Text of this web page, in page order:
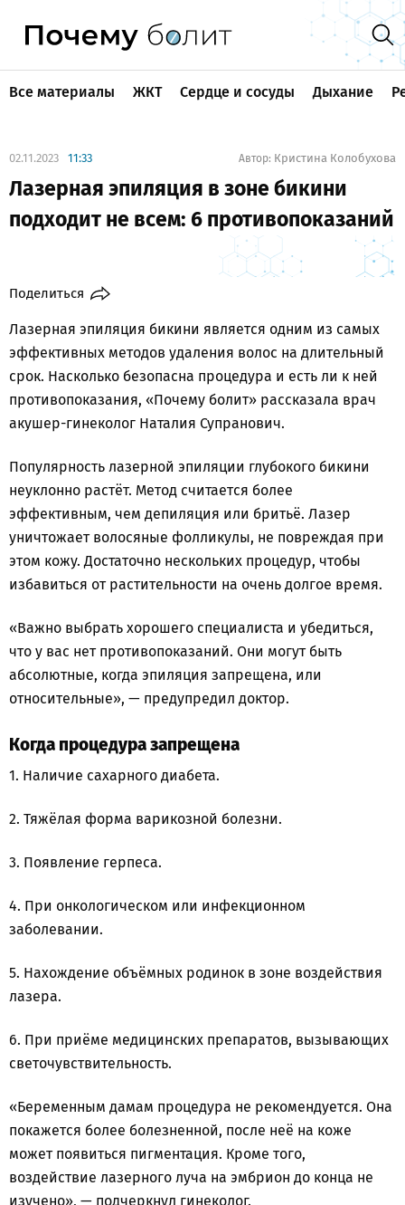
Все материалы ЖКТ Сердце и сосуды Дыхание
02.11.2023 11:33 Автор: Кристина Колобухова
Лазерная эпиляция в зоне бикини
подходит не всем: 6 противопоказаний
Поделиться
Лазерная эпиляция бикини является одним из самых
эффективных методов удаления волос на длительный
срок. Насколько безопасна процедура и есть ли к ней
противопоказания, «Почему болит» рассказала врач
акушер-гинеколог Наталия Супранович.
Популярность лазерной эпиляции глубокого бикини
неуклонно растёт. Метод считается более
эффективным, чем депиляция или бритьё. Лазер
уничтожает волосяные фолликулы, не повреждая при
этом кожу. Достаточно нескольких процедур, чтобы
избавиться от растительности на очень долгое время.
«Важно выбрать хорошего специалиста и убедиться,
что у вас нет противопоказаний. Они могут быть
абсолютные, когда эпиляция запрещена, или
относительные», — предупредил доктор.
Когда процедура запрещена
1. Наличие сахарного диабета.
2. Тяжёлая форма варикозной болезни.
3. Появление герпеса.
4. При онкологическом или инфекционном
заболевании.
5. Нахождение объёмных родинок в зоне воздействия
лазера.
6. При приёме медицинских препаратов, вызывающих
светочувствительность.
«Беременным дамам процедура не рекомендуется. Она
покажется более болезненной, после неё на коже
может появиться пигментация. Кроме того,
воздействие лазерного луча на эмбрион до конца не
изучено», — подчеркнул гинеколог.